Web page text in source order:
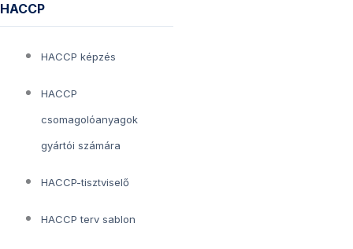
HACCP
HACCP képzés
HACCP
csomagolóanyagok
gyártói számára
HACCP-tisztviselő
HACCP terv sablon